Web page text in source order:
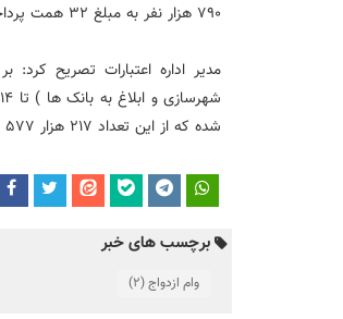
790 هزار نفر به مبلغ 32 همت پرداخت شده است.
شده که از این تعداد 217 هزار 577 نفر به میزان 12 همت تسهیلات دریافت کرده اند.
برچسب های خبر
وام ازدواج(2)